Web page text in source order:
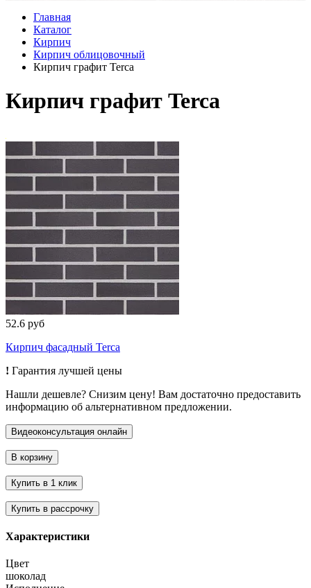
Главная
Каталог
Кирпич
Кирпич облицовочный
Кирпич графит Terca
Кирпич графит Terca
52.6 руб
Кирпич фасадный Terca
! Гарантия лучшей цены
Нашли дешевле? Снизим цену! Вам достаточно предоставить
информацию об альтернативном предложении.
Характеристики
Цвет
шоколад